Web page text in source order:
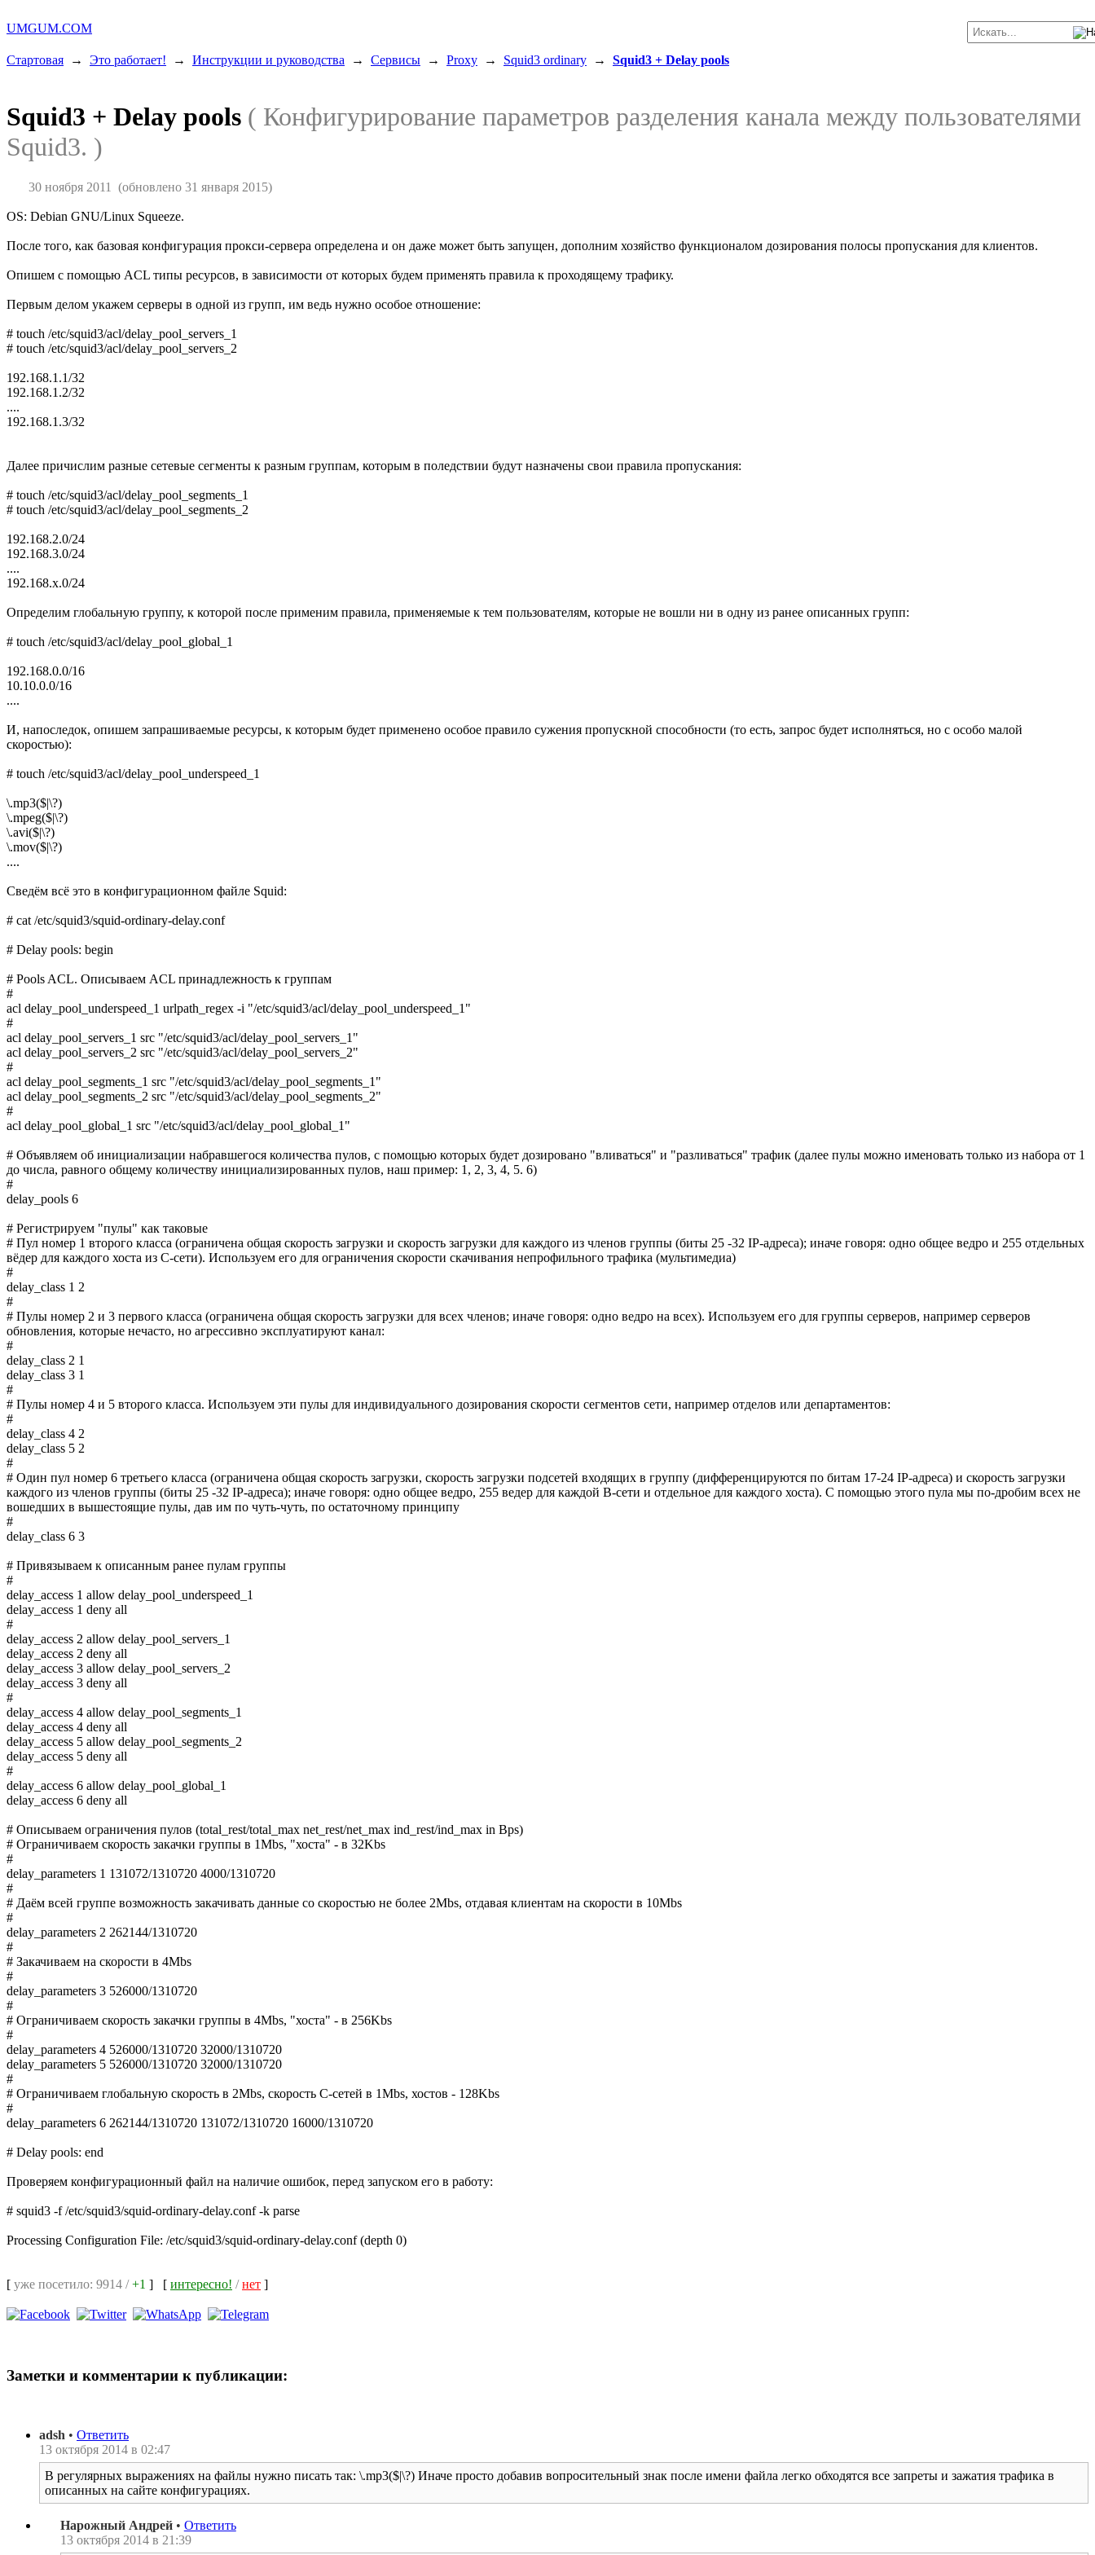
UMGUM.COM
Стартовая → Это работает! → Инструкции и руководства → Сервисы → Proxy → Squid3 ordinary → Squid3 + Delay pools
Squid3 + Delay pools ( Конфигурирование параметров разделения канала между пользователями
Squid3. )
30 ноября 2011 (обновлено 31 января 2015)
OS: Debian GNU/Linux Squeeze.
После того, как базовая конфигурация прокси-сервера определена и он даже может быть запущен, дополним хозяйство функционалом дозирования полосы пропускания для клиентов.
Опишем с помощью ACL типы ресурсов, в зависимости от которых будем применять правила к проходящему трафику.
Первым делом укажем серверы в одной из групп, им ведь нужно особое отношение:
# touch /etc/squid3/acl/delay_pool_servers_1
# touch /etc/squid3/acl/delay_pool_servers_2
192.168.1.1/32
192.168.1.2/32
....
192.168.1.3/32
Далее причислим разные сетевые сегменты к разным группам, которым в поледствии будут назначены свои правила пропускания:
# touch /etc/squid3/acl/delay_pool_segments_1
# touch /etc/squid3/acl/delay_pool_segments_2
192.168.2.0/24
192.168.3.0/24
....
192.168.x.0/24
Определим глобальную группу, к которой после применим правила, применяемые к тем пользователям, которые не вошли ни в одну из ранее описанных групп:
# touch /etc/squid3/acl/delay_pool_global_1
192.168.0.0/16
10.10.0.0/16
....
И, напоследок, опишем запрашиваемые ресурсы, к которым будет применено особое правило сужения пропускной способности (то есть, запрос будет исполняться, но с особо малой
скоростью):
# touch /etc/squid3/acl/delay_pool_underspeed_1
\.mp3($|\?)
\.mpeg($|\?)
\.avi($|\?)
\.mov($|\?)
....
Сведём всё это в конфигурационном файле Squid:
# cat /etc/squid3/squid-ordinary-delay.conf
# Delay pools: begin
# Pools ACL. Описываем ACL принадлежность к группам
#
acl delay_pool_underspeed_1 urlpath_regex -i "/etc/squid3/acl/delay_pool_underspeed_1"
#
acl delay_pool_servers_1 src "/etc/squid3/acl/delay_pool_servers_1"
acl delay_pool_servers_2 src "/etc/squid3/acl/delay_pool_servers_2"
#
acl delay_pool_segments_1 src "/etc/squid3/acl/delay_pool_segments_1"
acl delay_pool_segments_2 src "/etc/squid3/acl/delay_pool_segments_2"
#
acl delay_pool_global_1 src "/etc/squid3/acl/delay_pool_global_1"
# Объявляем об инициализации набравшегося количества пулов, с помощью которых будет дозировано "вливаться" и "разливаться" трафик (далее пулы можно именовать только из набора от 1
до числа, равного общему количеству инициализированных пулов, наш пример: 1, 2, 3, 4, 5. 6)
#
delay_pools 6
# Регистрируем "пулы" как таковые
# Пул номер 1 второго класса (ограничена общая скорость загрузки и скорость загрузки для каждого из членов группы (биты 25 -32 IP-адреса); иначе говоря: одно общее ведро и 255 отдельных
вёдер для каждого хоста из C-сети). Используем его для ограничения скорости скачивания непрофильного трафика (мультимедиа)
#
delay_class 1 2
#
# Пулы номер 2 и 3 первого класса (ограничена общая скорость загрузки для всех членов; иначе говоря: одно ведро на всех). Используем его для группы серверов, например серверов
обновления, которые нечасто, но агрессивно эксплуатируют канал:
#
delay_class 2 1
delay_class 3 1
#
# Пулы номер 4 и 5 второго класса. Используем эти пулы для индивидуального дозирования скорости сегментов сети, например отделов или департаментов:
#
delay_class 4 2
delay_class 5 2
#
# Один пул номер 6 третьего класса (ограничена общая скорость загрузки, скорость загрузки подсетей входящих в группу (дифференцируются по битам 17-24 IP-адреса) и скорость загрузки
каждого из членов группы (биты 25 -32 IP-адреса); иначе говоря: одно общее ведро, 255 ведер для каждой B-сети и отдельное для каждого хоста). С помощью этого пула мы по-дробим всех не
вошедших в вышестоящие пулы, дав им по чуть-чуть, по остаточному принципу
#
delay_class 6 3
# Привязываем к описанным ранее пулам группы
#
delay_access 1 allow delay_pool_underspeed_1
delay_access 1 deny all
#
delay_access 2 allow delay_pool_servers_1
delay_access 2 deny all
delay_access 3 allow delay_pool_servers_2
delay_access 3 deny all
#
delay_access 4 allow delay_pool_segments_1
delay_access 4 deny all
delay_access 5 allow delay_pool_segments_2
delay_access 5 deny all
#
delay_access 6 allow delay_pool_global_1
delay_access 6 deny all
# Описываем ограничения пулов (total_rest/total_max net_rest/net_max ind_rest/ind_max in Bps)
# Ограничиваем скорость закачки группы в 1Mbs, "хоста" - в 32Kbs
#
delay_parameters 1 131072/1310720 4000/1310720
#
# Даём всей группе возможность закачивать данные со скоростью не более 2Mbs, отдавая клиентам на скорости в 10Mbs
#
delay_parameters 2 262144/1310720
#
# Закачиваем на скорости в 4Mbs
#
delay_parameters 3 526000/1310720
#
# Ограничиваем скорость закачки группы в 4Mbs, "хоста" - в 256Kbs
#
delay_parameters 4 526000/1310720 32000/1310720
delay_parameters 5 526000/1310720 32000/1310720
#
# Ограничиваем глобальную скорость в 2Mbs, скорость C-сетей в 1Mbs, хостов - 128Kbs
#
delay_parameters 6 262144/1310720 131072/1310720 16000/1310720
# Delay pools: end
Проверяем конфигурационный файл на наличие ошибок, перед запуском его в работу:
# squid3 -f /etc/squid3/squid-ordinary-delay.conf -k parse
Processing Configuration File: /etc/squid3/squid-ordinary-delay.conf (depth 0)
[ уже посетило: 9914 /+1 ] [ интересно! /нет ]
Заметки и комментарии к публикации:
adsh • Ответить
13 октября 2014 в 02:47
В регулярных выражениях на файлы нужно писать так: \.mp3($|\?) Иначе просто добавив вопросительный знак после имени файла легко обходятся все запреты и зажатия трафика в
описанных на сайте конфигурациях.
Нарожный Андрей • Ответить
13 октября 2014 в 21:39